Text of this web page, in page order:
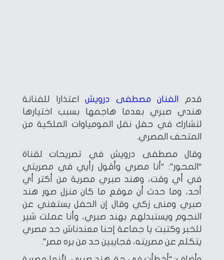
قدم الفنان مصطفى درويشاعتذارا للفنانة
هندي صبري بعدما هاجمها بسبب اختيارها
لتشارك في حفل نقل المومياوات الملكية من
المتحف المصري.
وقال مصطفى درويش في تصريحات لقناة
“المحور”: “أنا مصري وأقول رأيي في مصريتي
في أي وقت، وهند صبري مصرية من أكتر أي
أحد، وما حدث أن موقع ما كان منزل صور هند
صبري ومنى زكي وقال إن الحفل يستغني عن
النجوم ويستبدلهم بهند صبري، وأنا عملت شير
للخبر وكتبت يا جماعة إحنا معندناش حد مصري
يتكلم عن مصريته، فجايبين حد من بره مصر”.